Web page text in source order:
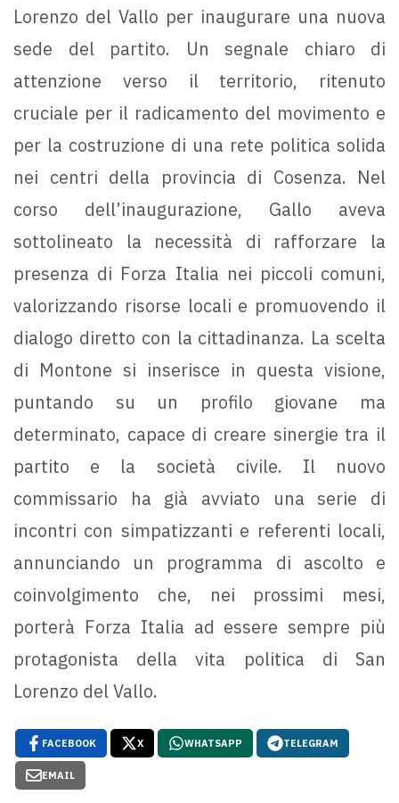
Lorenzo del Vallo per inaugurare una nuova
sede del partito. Un segnale chiaro di
attenzione verso il territorio, ritenuto
cruciale per il radicamento del movimento e
per la costruzione di una rete politica solida
nei centri della provincia di Cosenza. Nel
corso dell’inaugurazione, Gallo aveva
sottolineato la necessità di rafforzare la
presenza di Forza Italia nei piccoli comuni,
valorizzando risorse locali e promuovendo il
dialogo diretto con la cittadinanza. La scelta
di Montone si inserisce in questa visione,
puntando su un profilo giovane ma
determinato, capace di creare sinergie tra il
partito e la società civile. Il nuovo
commissario ha già avviato una serie di
incontri con simpatizzanti e referenti locali,
annunciando un programma di ascolto e
coinvolgimento che, nei prossimi mesi,
porterà Forza Italia ad essere sempre più
protagonista della vita politica di San
Lorenzo del Vallo.
FACEBOOK X WHATSAPP TELEGRAM
EMAIL